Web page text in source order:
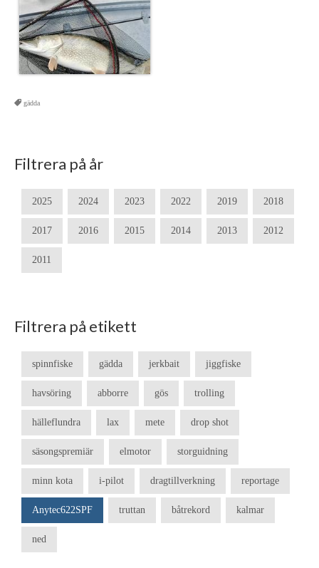
gädda
Filtrera på år
2025 2024 2023 2022 2019 2018
2017 2016 2015 2014 2013 2012
2011
Filtrera på etikett
spinnfiske gädda jerkbait jiggfiske
havsöring abborre gös trolling
hälleflundra lax mete drop shot
säsongspremiär elmotor storguidning
minn kota i-pilot dragtillverkning reportage
Anytec622SPF truttan båtrekord kalmar
ned